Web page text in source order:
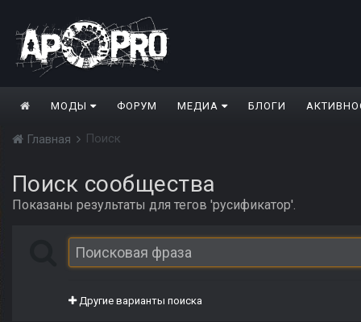
МОДЫ ФОРУМ МЕДИА БЛОГИ
Главная Поиск
Поиск сообщества
Показаны результаты для тегов 'русификатор'.
Другие варианты поиска